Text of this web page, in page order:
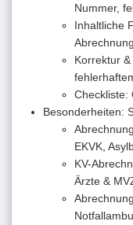
Nummer,
Inhaltliche
Korrektur
Checkliste:
Besonderheiten:
EKVK,
KV-
Ärzte &